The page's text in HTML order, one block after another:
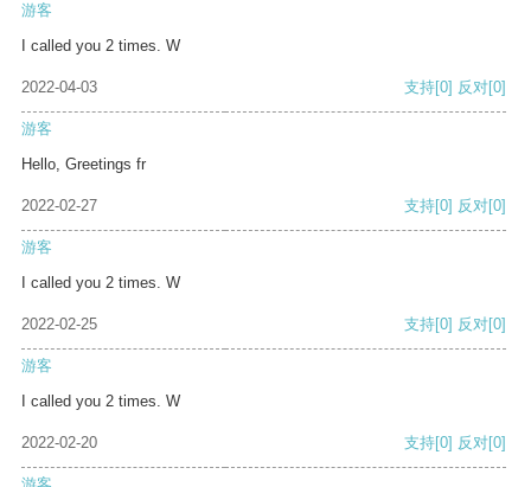
游客
I called you 2 times. W
2022-04-03 支持[0] 反对[0]
游客
Hello, Greetings fr
2022-02-27 支持[0] 反对[0]
游客
I called you 2 times. W
2022-02-25 支持[0] 反对[0]
游客
I called you 2 times. W
2022-02-20 支持[0] 反对[0]